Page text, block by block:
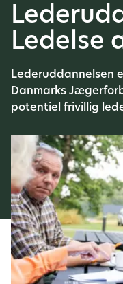
Ledelse
Lederuddannelsen
Danmarks
potentiel frivillig